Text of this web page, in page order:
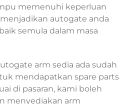
memenuhi keperluan
autogate anda
semula dalam masa
arm sedia ada sudah
mendapatkan spare parts
di pasaran, kami boleh
menyediakan arm